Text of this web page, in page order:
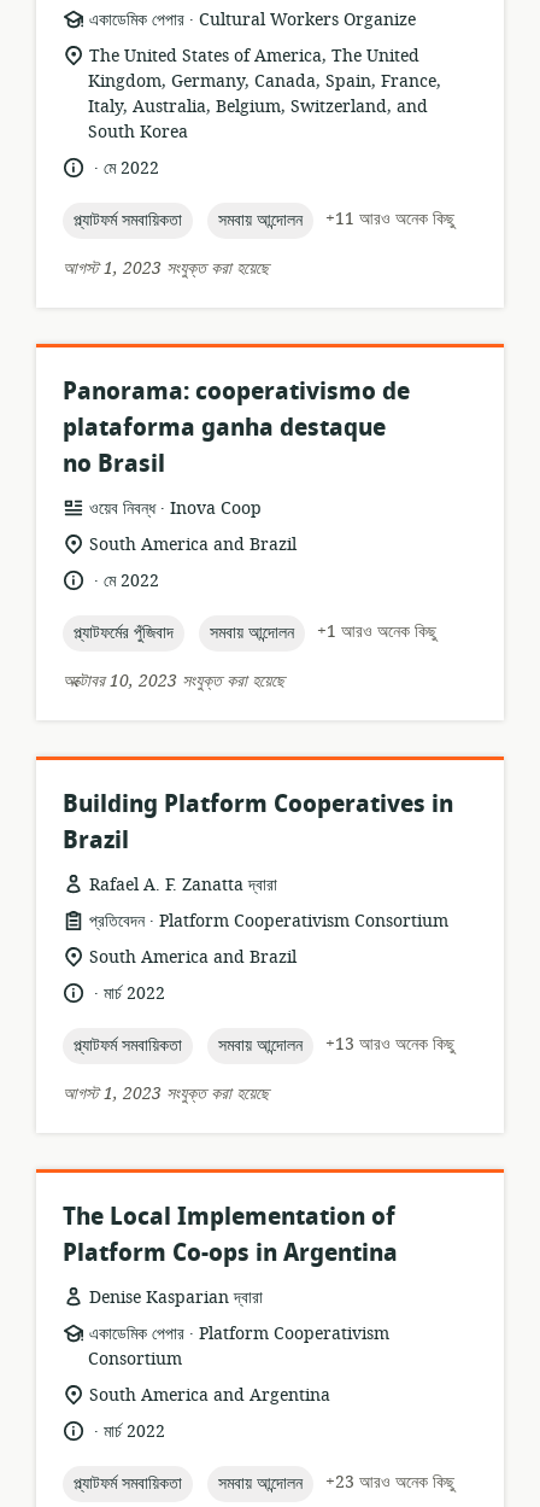
তথ্যসম্পদের
ফর্ম্যাট:
একাডেমিক পেপার .
প্রকাশক:Cultural Workers Organize
প্রাসঙ্গিকতার
অবস্থান:
The United States of America, The United
Kingdom, Germany, Canada, Spain, France,
Italy, Australia, Belgium, Switzerland, and
South Korea
ভাষা: .
প্রকাশনারমে 2022
topic:
প্ল্যাটফর্ম সমবায়িকতা topic:
সমবায় আন্দোলন
+11 আরও অনেক কিছু
আগস্ট 1, 2023 সংযুক্ত করা হয়েছে
Panorama: cooperativismo de
plataforma ganha destaque
no Brasil
তথ্যসম্পদের
ফর্ম্যাট:
ওয়েব নিবন্ধ .
প্রকাশক:Inova Coop
প্রাসঙ্গিকতার
অবস্থান:
South America and Brazil
ভাষা: .
প্রকাশনারমে 2022
topic:
প্ল্যাটফর্মের পুঁজিবাদ topic:
সমবায় আন্দোলন
+1 আরও অনেক কিছু
অক্টোবর 10, 2023 সংযুক্ত করা হয়েছে
Building Platform Cooperatives in
Brazil
Rafael A. F. Zanatta দ্বারা
তথ্যসম্পদের
ফর্ম্যাট:
প্রতিবেদন .
প্রকাশক:Platform Cooperativism Consortium
প্রাসঙ্গিকতার
অবস্থান:
South America and Brazil
ভাষা: .
প্রকাশনারমার্চ 2022
topic:
প্ল্যাটফর্ম সমবায়িকতা topic:
সমবায় আন্দোলন
+13 আরও অনেক কিছু
আগস্ট 1, 2023 সংযুক্ত করা হয়েছে
The Local Implementation of
Platform Co-ops in Argentina
Denise Kasparian দ্বারা
তথ্যসম্পদের
ফর্ম্যাট:
একাডেমিক পেপার .
প্রকাশক:Platform Cooperativism
Consortium
প্রাসঙ্গিকতার
অবস্থান:
South America and Argentina
ভাষা: .
প্রকাশনারমার্চ 2022
topic:
প্ল্যাটফর্ম সমবায়িকতা topic:
সমবায় আন্দোলন
+23 আরও অনেক কিছু